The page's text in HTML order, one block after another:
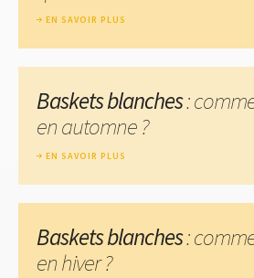
EN SAVOIR PLUS
Baskets blanches:
en automne ?
EN SAVOIR PLUS
Baskets blanches:
en hiver ?